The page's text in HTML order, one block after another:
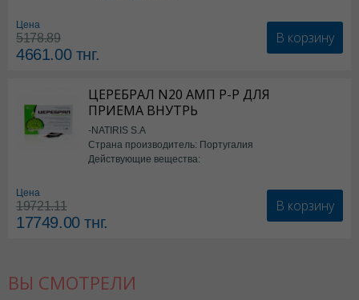
Цена
5178.89
4661.00тнг.
В корзину
ЦЕРЕБРАЛ N20 АМП Р-Р ДЛЯ
ПРИЕМА ВНУТРЬ
-NATIRIS S.A
Страна производитель: Португалия
Действующие вещества:
Цена
19721.11
17749.00тнг.
В корзину
ВЫ СМОТРЕЛИ